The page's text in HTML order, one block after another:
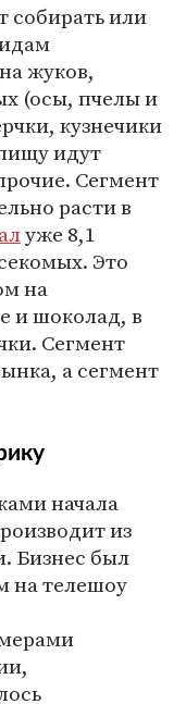
собирать или
на жуков,
(осы, пчелы и
кузнечики
идут
Сегмент
расти в
уже 8,1
Это
на
и шоколад, в
Сегмент
а сегмент
начала
из
Бизнес был
на телешоу